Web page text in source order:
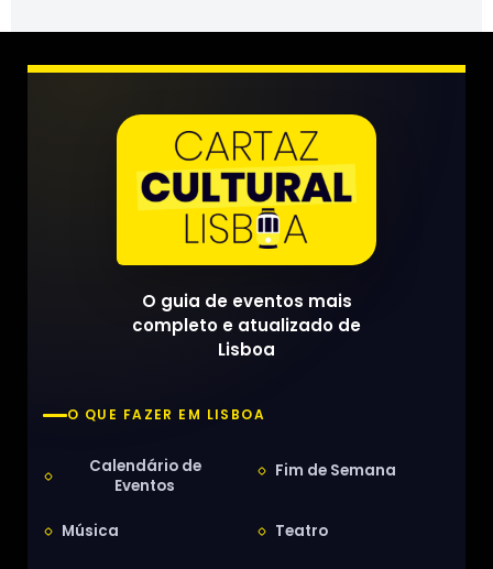
O guia de eventos mais
completo e atualizado de
Lisboa
O QUE FAZER EM LISBOA
Calendário de
Eventos
Fim de Semana
Música Teatro